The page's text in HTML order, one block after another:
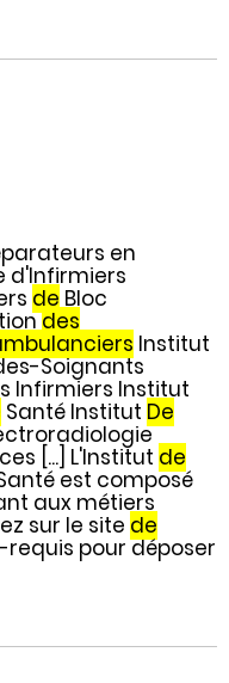
en
d'Infirmiers
de Bloc
des
Institut
Soignants
Infirmiers Institut
Santé Institut De
[...] L'Institut de
est composé
aux métiers
sur le site de
pour déposer